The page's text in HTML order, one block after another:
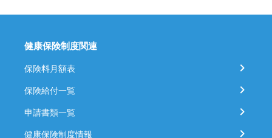
健康保険制度関連
保険料月額表
保険給付一覧
申請書類一覧
健康保険制度情報